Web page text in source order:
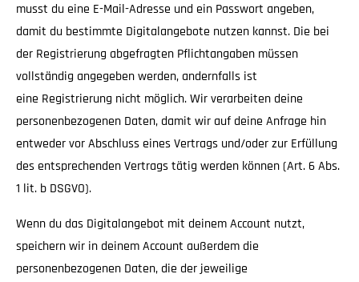
musst du eine E-Mail-Adresse und ein Passwort angeben,
damit du bestimmte Digitalangebote nutzen kannst. Die bei
der Registrierung abgefragten Pflichtangaben müssen
vollständig angegeben werden, andernfalls ist
eine Registrierung nicht möglich. Wir verarbeiten deine
personenbezogenen Daten, damit wir auf deine Anfrage hin
entweder vor Abschluss eines Vertrags und/oder zur Erfüllung
des entsprechenden Vertrags tätig werden können (Art. 6 Abs.
1 lit. b DSGVO).
Wenn du das Digitalangebot mit deinem Account nutzt,
speichern wir in deinem Account außerdem die
personenbezogenen Daten, die der jeweilige